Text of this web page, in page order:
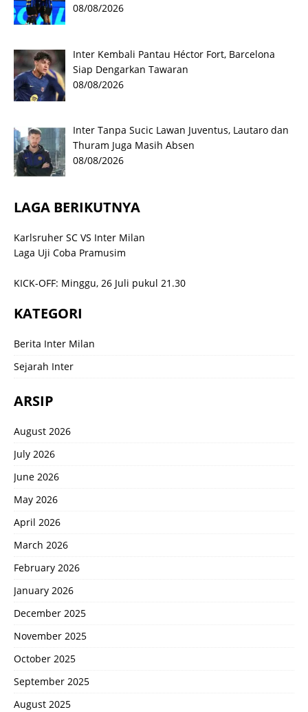
08/08/2026
Inter Kembali Pantau Héctor Fort, Barcelona
Siap Dengarkan Tawaran
08/08/2026
Inter Tanpa Sucic Lawan Juventus, Lautaro dan
Thuram Juga Masih Absen
08/08/2026
LAGA BERIKUTNYA
Karlsruher SC VS Inter Milan
Laga Uji Coba Pramusim
KICK-OFF: Minggu, 26 Juli pukul 21.30
KATEGORI
Berita Inter Milan
Sejarah Inter
ARSIP
August 2026
July 2026
June 2026
May 2026
April 2026
March 2026
February 2026
January 2026
December 2025
November 2025
October 2025
September 2025
August 2025